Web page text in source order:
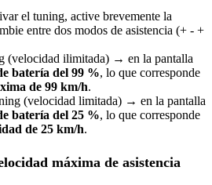
el tuning, active brevemente la
entre dos modos de asistencia (+ - +
(velocidad ilimitada) → en la pantalla
batería del 99 %, lo que corresponde
de 99 km/h.
(velocidad limitada) → en la pantalla
batería del 25 %, lo que corresponde
de 25 km/h.
máxima de asistencia